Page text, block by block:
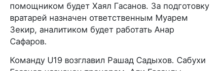
помощником будет Хаял Гасанов. За подготовку
вратарей назначен ответственным Муарем
Зекир, аналитиком будет работать Анар
Сафаров.
Команду U19 возглавил Рашад Садыхов. Сабухи